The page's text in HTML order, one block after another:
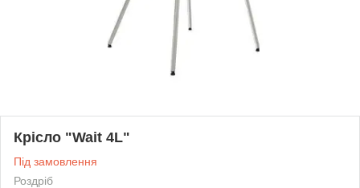
Крісло "Wait 4L"
Під замовлення
Роздріб